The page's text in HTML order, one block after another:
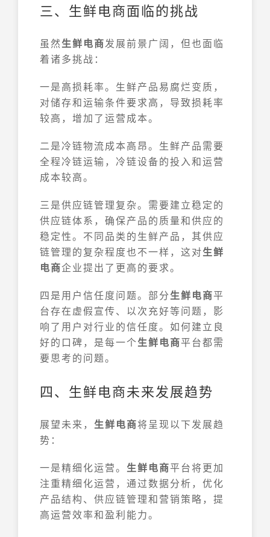
三、生鲜电商面临的挑战
虽然生鲜电商发展前景广阔，但也面临
着诸多挑战：
一是高损耗率。生鲜产品易腐烂变质，
对储存和运输条件要求高，导致损耗率
较高，增加了运营成本。
二是冷链物流成本高昂。生鲜产品需要
全程冷链运输，冷链设备的投入和运营
成本较高。
三是供应链管理复杂。需要建立稳定的
供应链体系，确保产品的质量和供应的
稳定性。不同品类的生鲜产品，其供应
链管理的复杂程度也不一样，这对生鲜
电商企业提出了更高的要求。
四是用户信任度问题。部分生鲜电商平
台存在虚假宣传、以次充好等问题，影
响了用户对行业的信任度。如何建立良
好的口碑，是每一个生鲜电商平台都需
要思考的问题。
四、生鲜电商未来发展趋势
展望未来， 生鲜电商将呈现以下发展趋
势：
一是精细化运营。 生鲜电商平台将更加
注重精细化运营，通过数据分析，优化
产品结构、供应链管理和营销策略，提
高运营效率和盈利能力。